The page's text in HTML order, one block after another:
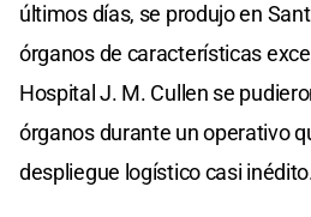
últimos días, se produjo en
órganos de características
Hospital J. M. Cullen se
órganos durante un operativo
despliegue logístico casi